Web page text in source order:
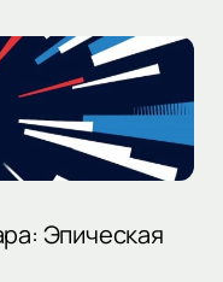
Эпическая